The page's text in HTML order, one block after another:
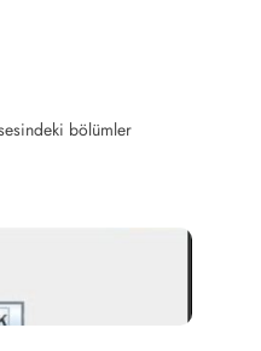
bölümler